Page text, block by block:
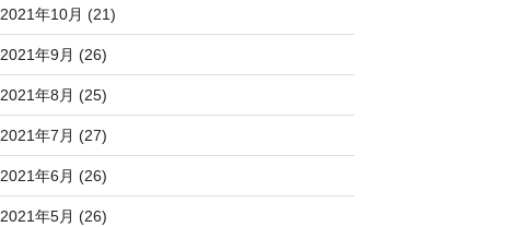
2021年10月 (21)
2021年9月 (26)
2021年8月 (25)
2021年7月 (27)
2021年6月 (26)
2021年5月 (26)